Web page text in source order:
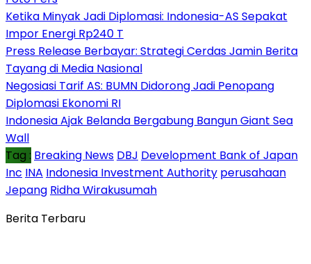
Ketika Minyak Jadi Diplomasi: Indonesia-AS Sepakat
Impor Energi Rp240 T
Press Release Berbayar: Strategi Cerdas Jamin Berita
Tayang di Media Nasional
Negosiasi Tarif AS: BUMN Didorong Jadi Penopang
Diplomasi Ekonomi RI
Indonesia Ajak Belanda Bergabung Bangun Giant Sea
Wall
Tag : Breaking News DBJ Development Bank of Japan
Inc INA Indonesia Investment Authority perusahaan
Jepang Ridha Wirakusumah
Berita Terbaru